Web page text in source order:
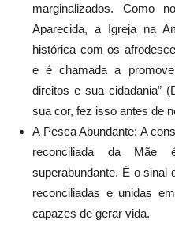
marginalizados. Como
Aparecida, a Igreja na
histórica com os
e é chamada a
direitos e sua cidadania”
sua cor, fez isso antes de
A Pesca Abundante: A
reconciliada da Mãe
superabundante. É o sinal
reconciliadas e unidas
capazes de gerar vida.